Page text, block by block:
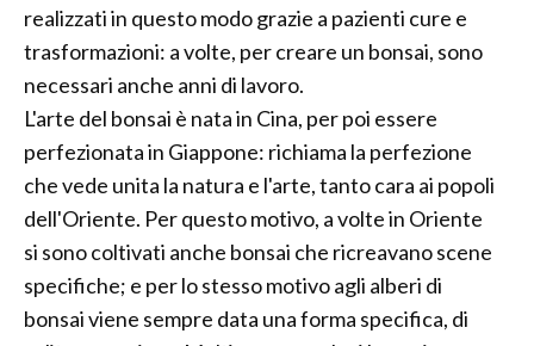
realizzati in questo modo grazie a pazienti cure e
trasformazioni: a volte, per creare un bonsai, sono
necessari anche anni di lavoro.
L'arte del bonsai è nata in Cina, per poi essere
perfezionata in Giappone: richiama la perfezione
che vede unita la natura e l'arte, tanto cara ai popoli
dell'Oriente. Per questo motivo, a volte in Oriente
si sono coltivati anche bonsai che ricreavano scene
specifiche; e per lo stesso motivo agli alberi di
bonsai viene sempre data una forma specifica, di